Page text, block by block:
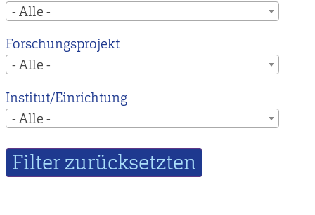
- Alle -
Forschungsprojekt
- Alle -
Institut/Einrichtung
- Alle -